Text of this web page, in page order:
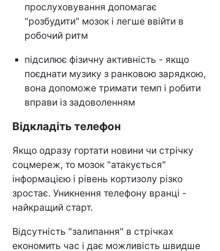
прослуховування допомагає
"розбудити" мозок і легше ввійти в
робочий ритм
підсилює фізичну активність - якщо
поєднати музику з ранковою зарядкою,
вона допоможе тримати темп і робити
вправи із задоволенням
Відкладіть телефон
Якщо одразу гортати новини чи стрічку
соцмереж, то мозок "атакується"
інформацією і рівень кортизолу різко
зростає. Уникнення телефону вранці -
найкращий старт.
Відсутність "залипання" в стрічках
економить час і дає можливість швидше